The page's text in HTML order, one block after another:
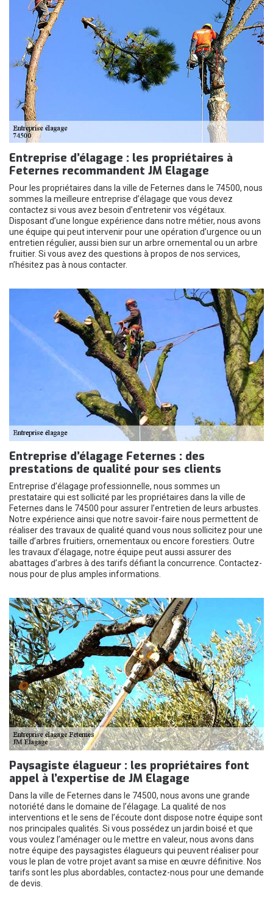
Entreprise d’élagage : les propriétaires à
Feternes recommandent JM Elagage
Pour les propriétaires dans la ville de Feternes dans le 74500, nous
sommes la meilleure entreprise d’élagage que vous devez
contactez si vous avez besoin d’entretenir vos végétaux.
Disposant d’une longue expérience dans notre métier, nous avons
une équipe qui peut intervenir pour une opération d’urgence ou un
entretien régulier, aussi bien sur un arbre ornemental ou un arbre
fruitier. Si vous avez des questions à propos de nos services,
n’hésitez pas à nous contacter.
Entreprise d’élagage Feternes : des
prestations de qualité pour ses clients
Entreprise d’élagage professionnelle, nous sommes un
prestataire qui est sollicité par les propriétaires dans la ville de
Feternes dans le 74500 pour assurer l’entretien de leurs arbustes.
Notre expérience ainsi que notre savoir-faire nous permettent de
réaliser des travaux de qualité quand vous nous sollicitez pour une
taille d’arbres fruitiers, ornementaux ou encore forestiers. Outre
les travaux d’élagage, notre équipe peut aussi assurer des
abattages d’arbres à des tarifs défiant la concurrence. Contactez-
nous pour de plus amples informations.
Paysagiste élagueur : les propriétaires font
appel à l’expertise de JM Elagage
Dans la ville de Feternes dans le 74500, nous avons une grande
notoriété dans le domaine de l’élagage. La qualité de nos
interventions et le sens de l’écoute dont dispose notre équipe sont
nos principales qualités. Si vous possédez un jardin boisé et que
vous voulez l’aménager ou le mettre en valeur, nous avons dans
notre équipe des paysagistes élagueurs qui peuvent réaliser pour
vous le plan de votre projet avant sa mise en œuvre définitive. Nos
tarifs sont les plus abordables, contactez-nous pour une demande
de devis.